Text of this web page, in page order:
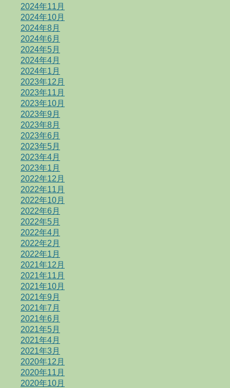
2024年11月
2024年10月
2024年8月
2024年6月
2024年5月
2024年4月
2024年1月
2023年12月
2023年11月
2023年10月
2023年9月
2023年8月
2023年6月
2023年5月
2023年4月
2023年1月
2022年12月
2022年11月
2022年10月
2022年6月
2022年5月
2022年4月
2022年2月
2022年1月
2021年12月
2021年11月
2021年10月
2021年9月
2021年7月
2021年6月
2021年5月
2021年4月
2021年3月
2020年12月
2020年11月
2020年10月